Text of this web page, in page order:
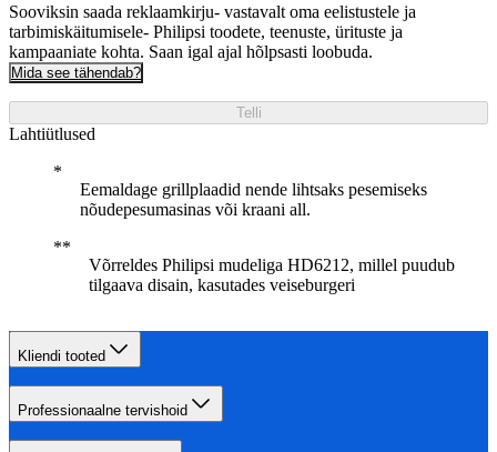
Sooviksin saada reklaamkirju- vastavalt oma eelistustele ja
tarbimiskäitumisele- Philipsi toodete, teenuste, ürituste ja
kampaaniate kohta. Saan igal ajal hõlpsasti loobuda.
Mida see tähendab?
Telli
Lahtiütlused
Eemaldage grillplaadid nende lihtsaks pesemiseks
nõudepesumasinas või kraani all.
Võrreldes Philipsi mudeliga HD6212, millel puudub
tilgaava disain, kasutades veiseburgeri
Kliendi tooted
Professionaalne tervishoid